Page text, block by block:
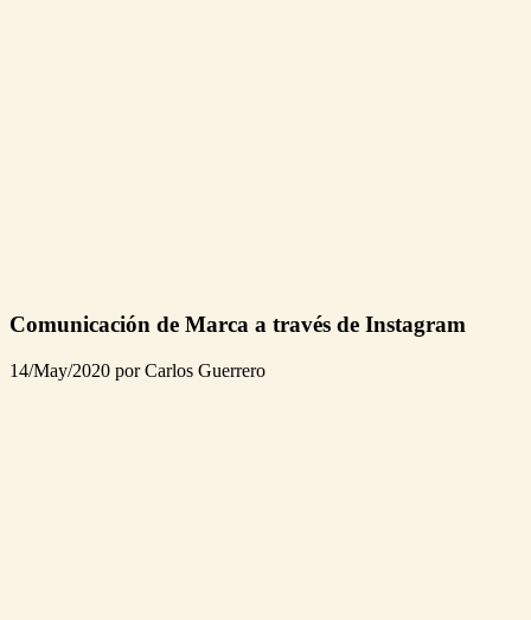
Comunicación de Marca a través de Instagram
14/May/2020 por Carlos Guerrero